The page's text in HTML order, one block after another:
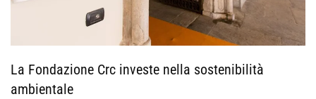
La Fondazione Crc investe nella sostenibilità
ambientale